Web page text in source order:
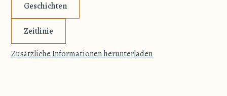
Geschichten
Zeitlinie
Zusätzliche Informationen herunterladen